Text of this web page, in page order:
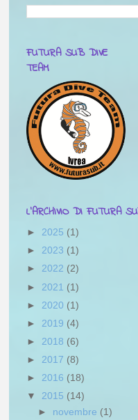
FUTURA SUB DIVE
TEAM
L'ARCHIVIO DI FUTURA
► 2025 (1)
► 2023 (1)
► 2022 (2)
► 2021 (1)
► 2020 (1)
► 2019 (4)
► 2018 (6)
► 2017 (8)
► 2016 (18)
▼ 2015 (14)
► novembre (1)